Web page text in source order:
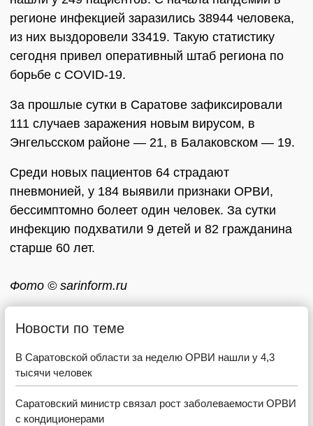
регионе инфекцией заразились 38944 человека,
из них выздоровели 33419. Такую статистику
сегодня привел оперативный штаб региона по
борьбе с COVID-19.
За прошлые сутки в Саратове зафиксировали
111 случаев заражения новым вирусом, в
Энгельсском районе — 21, в Балаковском — 19.
Среди новых пациентов 64 страдают
пневмонией, у 184 выявили признаки ОРВИ,
бессимптомно болеет один человек. За сутки
инфекцию подхватили 9 детей и 82 гражданина
старше 60 лет.
Фото © sarinform.ru
Новости по теме
В Саратовской области за неделю ОРВИ нашли у 4,3
тысячи человек
Саратовский министр связал рост заболеваемости ОРВИ
с кондиционерами